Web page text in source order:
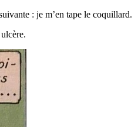
: je m’en tape le coquillard.